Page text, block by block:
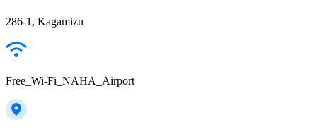
286-1, Kagamizu
Free_Wi-Fi_NAHA_Airport